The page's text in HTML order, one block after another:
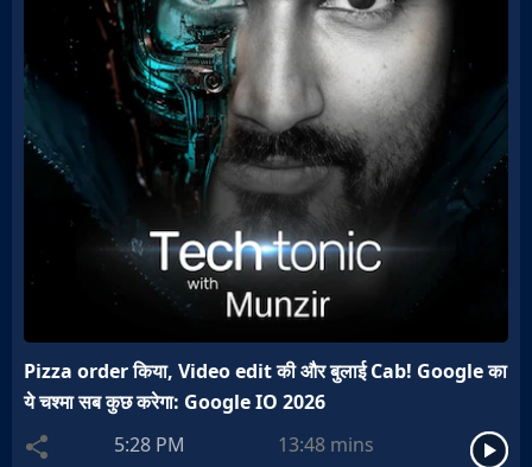
Pizza order किया, Video edit की और बुलाई Cab! Google का
ये चश्मा सब कुछ करेगा: Google IO 2026
5:28 PM
13:48 mins